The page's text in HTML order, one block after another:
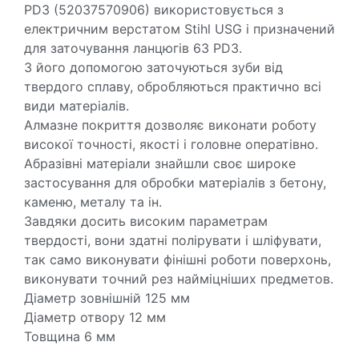
PD3 (52037570906) використовується з
електричним верстатом Stihl USG і призначений
для заточування ланцюгів 63 PD3.
З його допомогою заточуються зуби від
твердого сплаву, обробляються практично всі
види матеріалів.
Алмазне покриття дозволяє виконати роботу
високої точності, якості і головне оператівно.
Абразівні матеріали знайшли своє широке
застосування для обробки матеріалів з бетону,
каменю, металу та ін.
Завдяки досить високим параметрам
твердості, вони здатні полірувати і шліфувати,
так само виконувати фінішні роботи поверхонь,
виконувати точний рез найміцніших предметов.
Діаметр зовнішній 125 мм
Діаметр отвору 12 мм
Товщина 6 мм